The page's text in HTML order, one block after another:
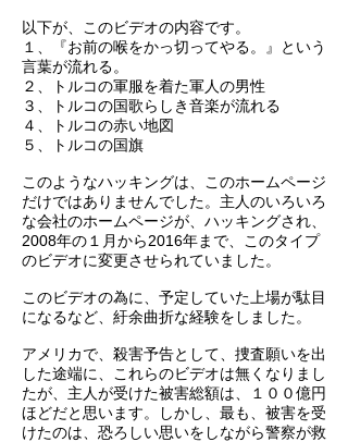
以下が、このビデオの内容です。
１、『お前の喉をかっ切ってやる。』という
言葉が流れる。
２、トルコの軍服を着た軍人の男性
３、トルコの国歌らしき音楽が流れる
４、トルコの赤い地図
５、トルコの国旗
このようなハッキングは、このホームページ
だけではありませんでした。主人のいろいろ
な会社のホームページが、ハッキングされ、
2008年の１月から2016年まで、このタイプ
のビデオに変更させられていました。
このビデオの為に、予定していた上場が駄目
になるなど、紆余曲折な経験をしました。
アメリカで、殺害予告として、捜査願いを出
した途端に、これらのビデオは無くなりまし
たが、主人が受けた被害総額は、１００億円
ほどだと思います。しかし、最も、被害を受
けたのは、恐ろしい思いをしながら警察が救